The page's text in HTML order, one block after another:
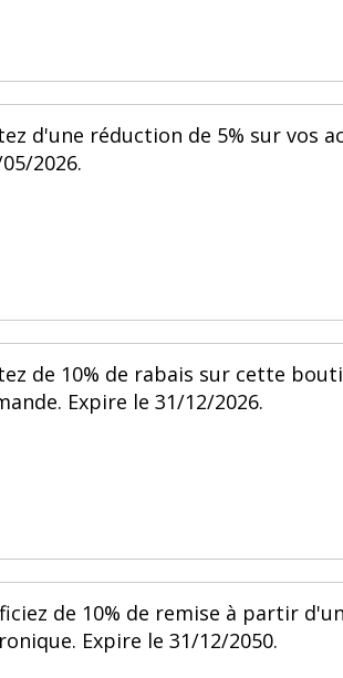
d'une réduction de 5% sur vos
2026.
de 10% de rabais sur cette
Expire le 31/12/2026.
de 10% de remise à partir
Expire le 31/12/2050.